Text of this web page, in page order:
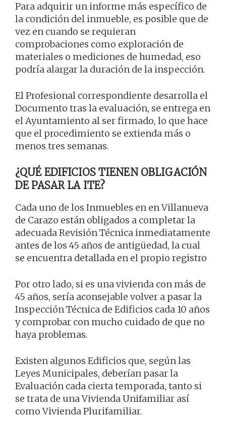
Para adquirir un informe más específico de
la condición del inmueble, es posible que de
vez en cuando se requieran
comprobaciones como exploración de
materiales o mediciones de humedad, eso
podría alargar la duración de la inspección.
El Profesional correspondiente desarrolla el
Documento tras la evaluación, se entrega en
el Ayuntamiento al ser firmado, lo que hace
que el procedimiento se extienda más o
menos tres semanas.
¿QUÉ EDIFICIOS TIENEN OBLIGACIÓN
DE PASAR LA ITE?
Cada uno de los Inmuebles en en Villanueva
de Carazo están obligados a completar la
adecuada Revisión Técnica inmediatamente
antes de los 45 años de antigüedad, la cual
se encuentra detallada en el propio registro
Por otro lado, si es una vivienda con más de
45 años, sería aconsejable volver a pasar la
Inspección Técnica de Edificios cada 10 años
y comprobar con mucho cuidado de que no
haya problemas.
Existen algunos Edificios que, según las
Leyes Municipales, deberían pasar la
Evaluación cada cierta temporada, tanto si
se trata de una Vivienda Unifamiliar así
como Vivienda Plurifamiliar.